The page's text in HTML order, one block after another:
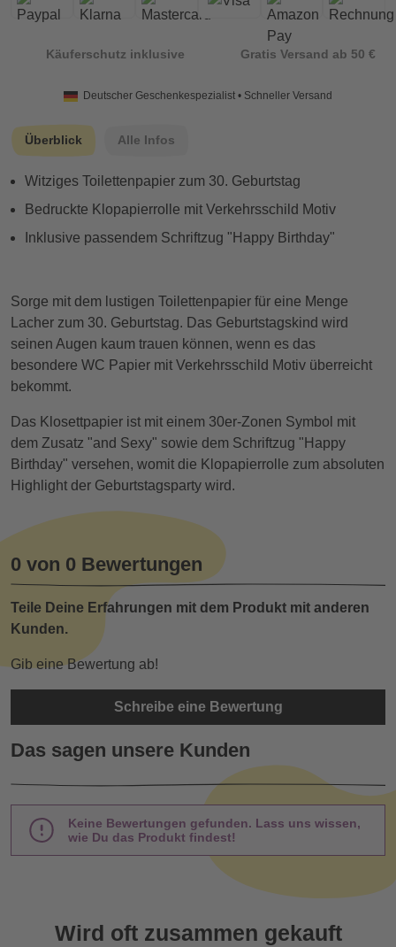
Käuferschutz inklusive Gratis Versand ab 50 €
Deutscher Geschenkespezialist • Schneller Versand
Überblick Alle Infos
Witziges Toilettenpapier zum 30. Geburtstag
Bedruckte Klopapierrolle mit Verkehrsschild Motiv
Inklusive passendem Schriftzug "Happy Birthday"
Sorge mit dem lustigen Toilettenpapier für eine Menge
Lacher zum 30. Geburtstag. Das Geburtstagskind wird
seinen Augen kaum trauen können, wenn es das
besondere WC Papier mit Verkehrsschild Motiv überreicht
bekommt.
Das Klosettpapier ist mit einem 30er-Zonen Symbol mit
dem Zusatz "and Sexy" sowie dem Schriftzug "Happy
Birthday" versehen, womit die Klopapierrolle zum absoluten
Highlight der Geburtstagsparty wird.
0 von 0 Bewertungen
Teile Deine Erfahrungen mit dem Produkt mit anderen
Kunden.
Gib eine Bewertung ab!
Schreibe eine Bewertung
Das sagen unsere Kunden
Keine Bewertungen gefunden. Lass uns wissen,
wie Du das Produkt findest!
Wird oft zusammen gekauft